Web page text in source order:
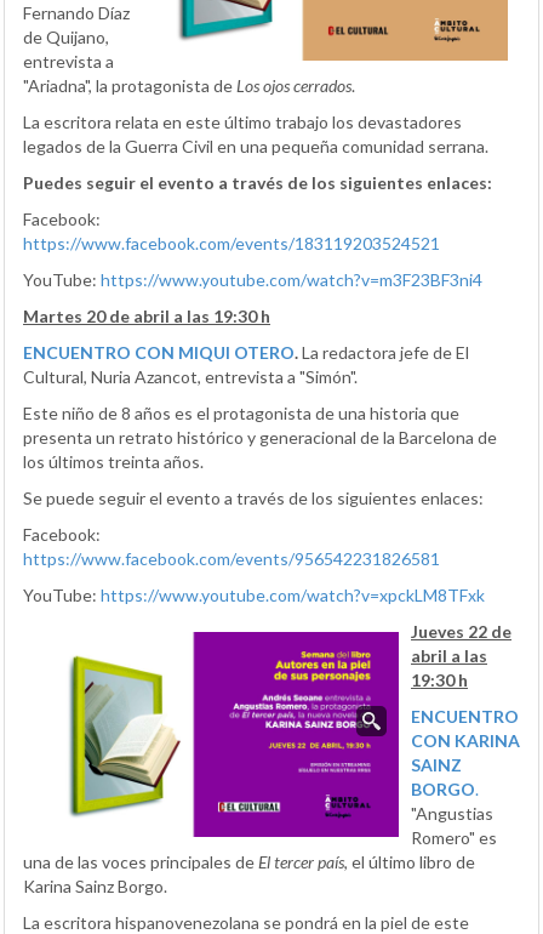
Fernando Díaz
de Quijano,
entrevista a
"Ariadna", la protagonista deLos ojos cerrados.
La escritora relata en este último trabajo los devastadores
legados de la Guerra Civil en una pequeña comunidad serrana.
Puedes seguir el evento a través de los siguientes enlaces:
Facebook:
https://www.facebook.com/events/183119203524521
YouTube: https://www.youtube.com/watch?v=m3F23BF3ni4
Martes 20 de abril a las 19:30 h
ENCUENTRO CON MIQUI OTERO.La redactora jefe de El
Cultural, Nuria Azancot, entrevista a "Simón".
Este niño de 8 años es el protagonista de una historia que
presenta un retrato histórico y generacional de la Barcelona de
los últimos treinta años.
Se puede seguir el evento a través de los siguientes enlaces:
Facebook:
https://www.facebook.com/events/956542231826581
YouTube: https://www.youtube.com/watch?v=xpckLM8TFxk
Jueves 22 de
abril a las
19:30 h
ENCUENTRO
CON KARINA
SAINZ
BORGO.
"Angustias
Romero" es
una de las voces principales deEl tercer país, el último libro de
Karina Sainz Borgo.
La escritora hispanovenezolana se pondrá en la piel de este